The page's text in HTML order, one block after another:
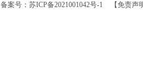
备案号：苏ICP备2021001042号-1 【免责声